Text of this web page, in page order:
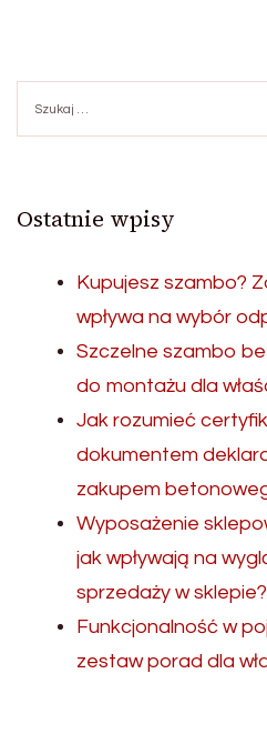
Ostatnie wpisy
Kupujesz szambo?
wpływa na wybór
Szczelne szambo
do montażu dla
Jak rozumieć
dokumentem
zakupem
Wyposażenie
jak wpływają na
sprzedaży w sklepie?
Funkcjonalność w
zestaw porad dla